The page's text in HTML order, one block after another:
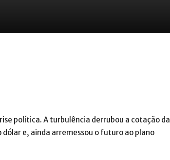
política. A turbulência derrubou a cotação da
dólar e, ainda arremessou o futuro ao plano